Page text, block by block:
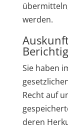
werden.
Sie haben
Recht auf
deren